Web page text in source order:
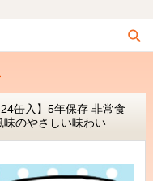
缶入】5年保存 非常食
のやさしい味わい